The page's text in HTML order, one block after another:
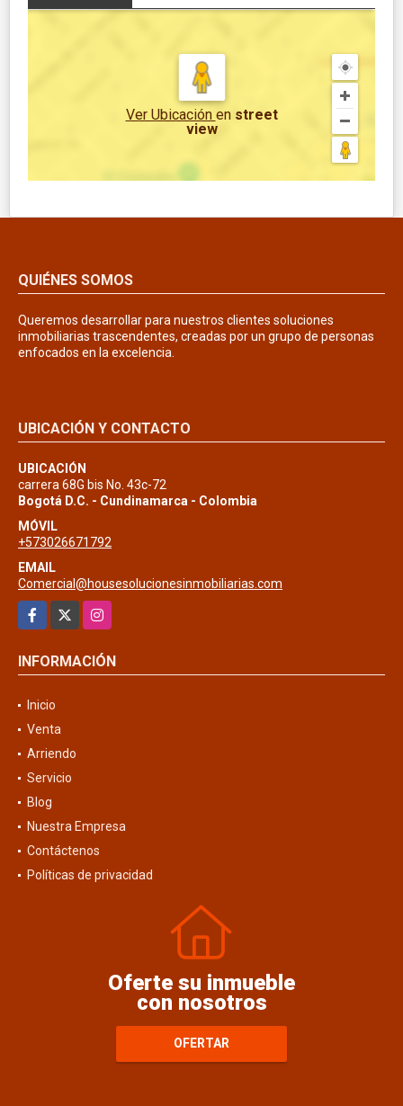
Ver Ubicación en street
view
QUIÉNES SOMOS
Queremos desarrollar para nuestros clientes soluciones
inmobiliarias trascendentes, creadas por un grupo de personas
enfocados en la excelencia.
UBICACIÓN Y CONTACTO
UBICACIÓN
carrera 68G bis No. 43c-72
Bogotá D.C. - Cundinamarca - Colombia
MÓVIL
+573026671792
EMAIL
Comercial@housesolucionesinmobiliarias.com
Facebook
Instagram
INFORMACIÓN
Inicio
Venta
Arriendo
Servicio
Blog
Nuestra Empresa
Contáctenos
Políticas de privacidad
Oferte su inmueble
con nosotros
OFERTAR